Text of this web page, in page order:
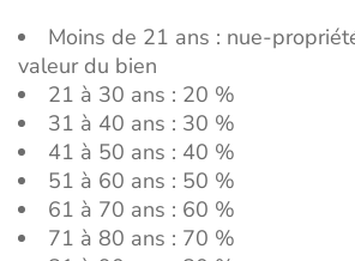
Moins de 21 ans : nue-
valeur du bien
21 à 30 ans : 20 %
31 à 40 ans : 30 %
41 à 50 ans : 40 %
51 à 60 ans : 50 %
61 à 70 ans : 60 %
71 à 80 ans : 70 %